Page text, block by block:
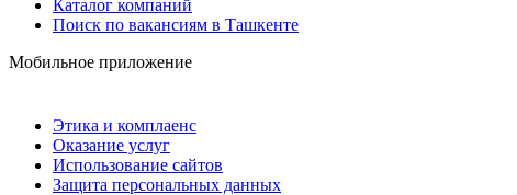
Каталог компаний
Поиск по вакансиям в Ташкенте
Мобильное приложение
Этика и комплаенс
Оказание услуг
Использование сайтов
Защита персональных данных